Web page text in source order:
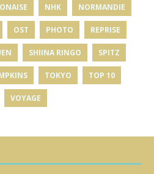
NHK NORMANDIE
OST PHOTO REPRISE
SHIINA RINGO SPITZ
TOKYO TOP 10
VOYAGE